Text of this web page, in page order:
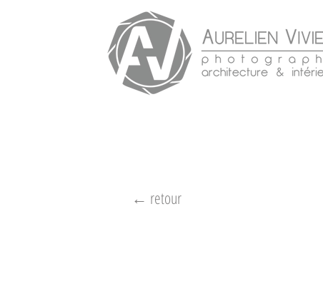
← retour